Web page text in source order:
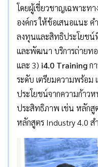
โดยผู้เชี่ยวชาญเฉพาะท
องค์กร ให้ข้อเสนอแนะ
ลงทุนและสิทธิประโยชน์
และพัฒนา บริการถ่ายทอ
และ 3) i4.0 Trainingก
ระดับ เตรียมความพร้อ
ประโยชน์จากความก้าวห
ประสิทธิภาพ เช่น หลักสู
หลักสูตร Industry 4.0 ส